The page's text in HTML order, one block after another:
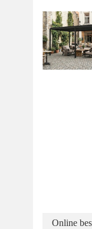
Online